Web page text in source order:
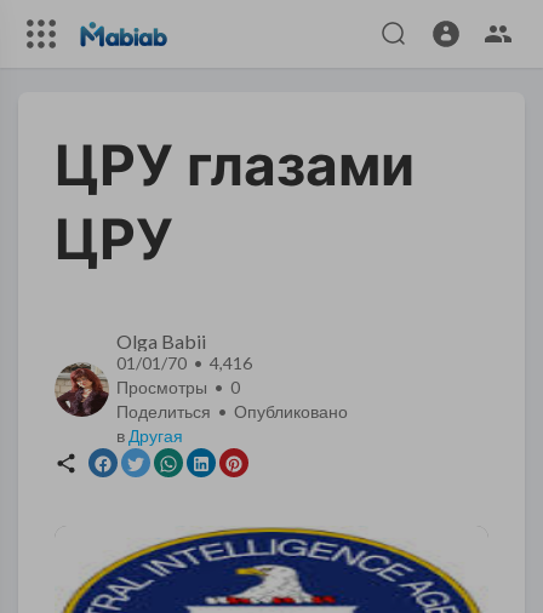
ЦРУ глазами
ЦРУ
Olga Babii
01/01/70 • 4,416
Просмотры • 0
Поделиться • Опубликовано
в Другая